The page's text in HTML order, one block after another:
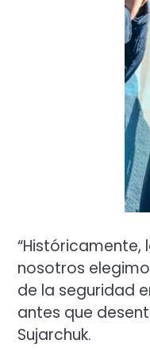
“Históricamente,
nosotros
de la seguridad
antes que
Sujarchuk.